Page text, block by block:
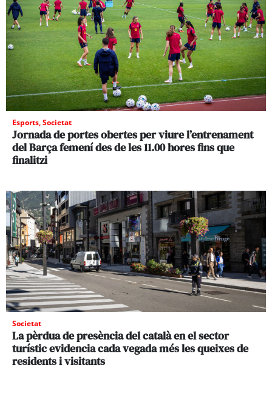
Esports,Societat
Jornada de portes obertes per viure l’entrenament
del Barça femení des de les 11.00 hores fins que
finalitzi
Societat
La pèrdua de presència del català en el sector
turístic evidencia cada vegada més les queixes de
residents i visitants